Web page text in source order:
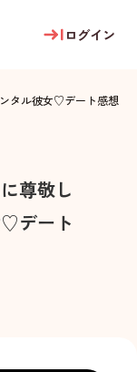
ログイン
タル彼女♡デート感想
尊敬し
デート